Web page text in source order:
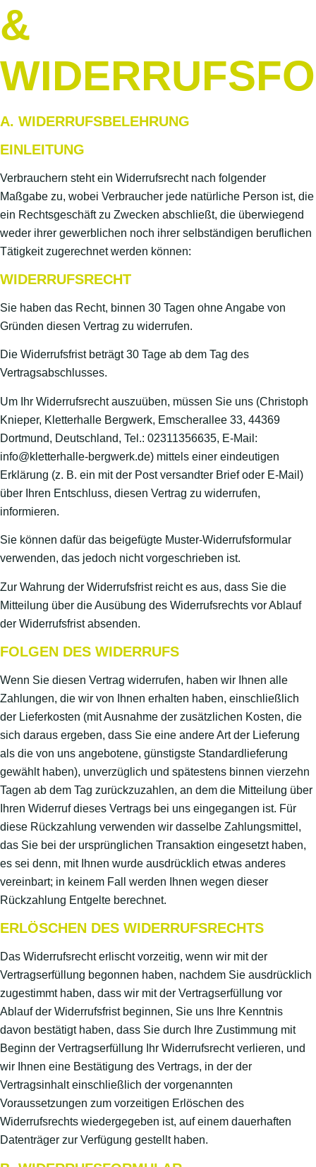
&
A. WIDERRUFSBELEHRUNG
EINLEITUNG
Verbrauchern steht ein Widerrufsrecht nach folgender
Maßgabe zu, wobei Verbraucher jede natürliche Person ist, die
ein Rechtsgeschäft zu Zwecken abschließt, die überwiegend
weder ihrer gewerblichen noch ihrer selbständigen beruflichen
Tätigkeit zugerechnet werden können:
WIDERRUFSRECHT
Sie haben das Recht, binnen 30 Tagen ohne Angabe von
Gründen diesen Vertrag zu widerrufen.
Die Widerrufsfrist beträgt 30 Tage ab dem Tag des
Vertragsabschlusses.
Um Ihr Widerrufsrecht auszuüben, müssen Sie uns (Christoph
Knieper, Kletterhalle Bergwerk, Emscherallee 33, 44369
Dortmund, Deutschland, Tel.: 02311356635, E-Mail:
info@kletterhalle-bergwerk.de) mittels einer eindeutigen
Erklärung (z. B. ein mit der Post versandter Brief oder E-Mail)
über Ihren Entschluss, diesen Vertrag zu widerrufen,
informieren.
Sie können dafür das beigefügte Muster-Widerrufsformular
verwenden, das jedoch nicht vorgeschrieben ist.
Zur Wahrung der Widerrufsfrist reicht es aus, dass Sie die
Mitteilung über die Ausübung des Widerrufsrechts vor Ablauf
der Widerrufsfrist absenden.
FOLGEN DES WIDERRUFS
Wenn Sie diesen Vertrag widerrufen, haben wir Ihnen alle
Zahlungen, die wir von Ihnen erhalten haben, einschließlich
der Lieferkosten (mit Ausnahme der zusätzlichen Kosten, die
sich daraus ergeben, dass Sie eine andere Art der Lieferung
als die von uns angebotene, günstigste Standardlieferung
gewählt haben), unverzüglich und spätestens binnen vierzehn
Tagen ab dem Tag zurückzuzahlen, an dem die Mitteilung über
Ihren Widerruf dieses Vertrags bei uns eingegangen ist. Für
diese Rückzahlung verwenden wir dasselbe Zahlungsmittel,
das Sie bei der ursprünglichen Transaktion eingesetzt haben,
es sei denn, mit Ihnen wurde ausdrücklich etwas anderes
vereinbart; in keinem Fall werden Ihnen wegen dieser
Rückzahlung Entgelte berechnet.
ERLÖSCHEN DES WIDERRUFSRECHTS
Das Widerrufsrecht erlischt vorzeitig, wenn wir mit der
Vertragserfüllung begonnen haben, nachdem Sie ausdrücklich
zugestimmt haben, dass wir mit der Vertragserfüllung vor
Ablauf der Widerrufsfrist beginnen, Sie uns Ihre Kenntnis
davon bestätigt haben, dass Sie durch Ihre Zustimmung mit
Beginn der Vertragserfüllung Ihr Widerrufsrecht verlieren, und
wir Ihnen eine Bestätigung des Vertrags, in der der
Vertragsinhalt einschließlich der vorgenannten
Voraussetzungen zum vorzeitigen Erlöschen des
Widerrufsrechts wiedergegeben ist, auf einem dauerhaften
Datenträger zur Verfügung gestellt haben.